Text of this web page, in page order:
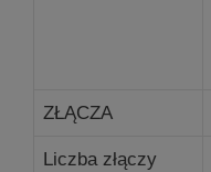
ZŁĄCZA
Liczba złączy